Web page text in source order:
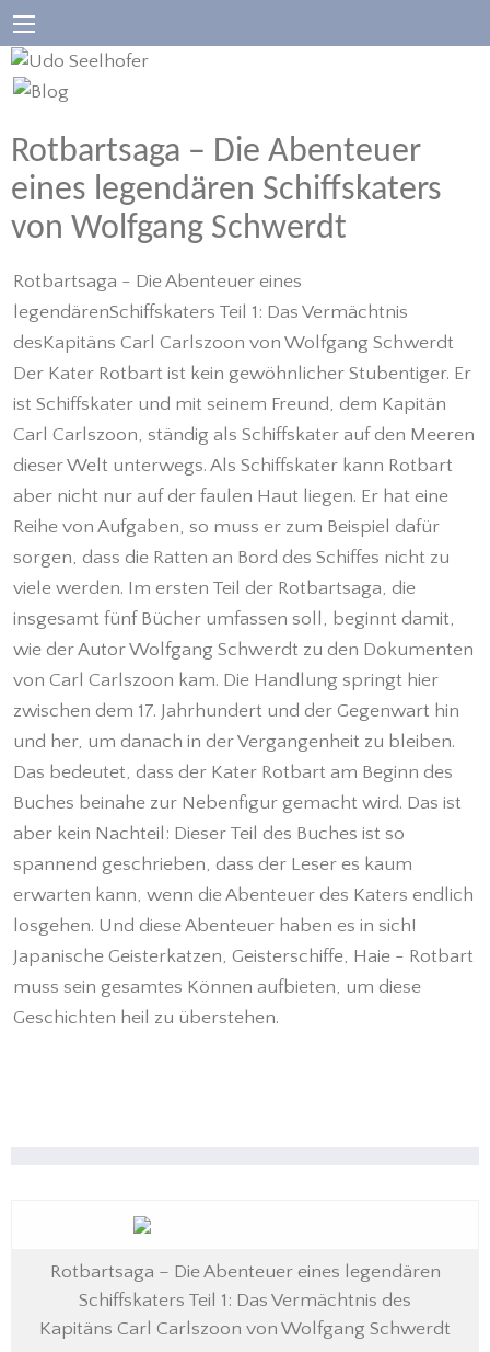
Rotbartsaga – Die Abenteuer
eines legendären Schiffskaters
von Wolfgang Schwerdt
Rotbartsaga - Die Abenteuer eines
legendärenSchiffskaters Teil 1: Das Vermächtnis
desKapitäns Carl Carlszoon von Wolfgang Schwerdt
Der Kater Rotbart ist kein gewöhnlicher Stubentiger. Er
ist Schiffskater und mit seinem Freund, dem Kapitän
Carl Carlszoon, ständig als Schiffskater auf den Meeren
dieser Welt unterwegs. Als Schiffskater kann Rotbart
aber nicht nur auf der faulen Haut liegen. Er hat eine
Reihe von Aufgaben, so muss er zum Beispiel dafür
sorgen, dass die Ratten an Bord des Schiffes nicht zu
viele werden. Im ersten Teil der Rotbartsaga, die
insgesamt fünf Bücher umfassen soll, beginnt damit,
wie der Autor Wolfgang Schwerdt zu den Dokumenten
von Carl Carlszoon kam. Die Handlung springt hier
zwischen dem 17. Jahrhundert und der Gegenwart hin
und her, um danach in der Vergangenheit zu bleiben.
Das bedeutet, dass der Kater Rotbart am Beginn des
Buches beinahe zur Nebenfigur gemacht wird. Das ist
aber kein Nachteil: Dieser Teil des Buches ist so
spannend geschrieben, dass der Leser es kaum
erwarten kann, wenn die Abenteuer des Katers endlich
losgehen. Und diese Abenteuer haben es in sich!
Japanische Geisterkatzen, Geisterschiffe, Haie - Rotbart
muss sein gesamtes Können aufbieten, um diese
Geschichten heil zu überstehen.
Rotbartsaga – Die Abenteuer eines legendären
Schiffskaters Teil 1: Das Vermächtnis des
Kapitäns Carl Carlszoon von Wolfgang Schwerdt